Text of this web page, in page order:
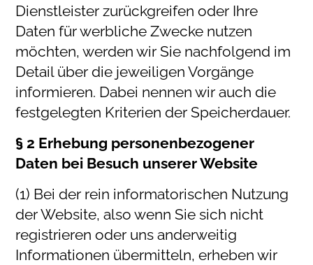
Dienstleister zurückgreifen oder Ihre
Daten für werbliche Zwecke nutzen
möchten, werden wir Sie nachfolgend im
Detail über die jeweiligen Vorgänge
informieren. Dabei nennen wir auch die
festgelegten Kriterien der Speicherdauer.
§ 2 Erhebung personenbezogener
Daten bei Besuch unserer Website
(1) Bei der rein informatorischen Nutzung
der Website, also wenn Sie sich nicht
registrieren oder uns anderweitig
Informationen übermitteln, erheben wir